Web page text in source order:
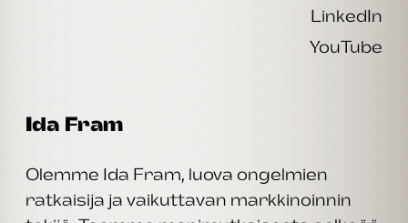
LinkedIn
YouTube
Ida Fram
Olemme Ida Fram, luova ongelmien
ratkaisija ja vaikuttavan markkinoinnin